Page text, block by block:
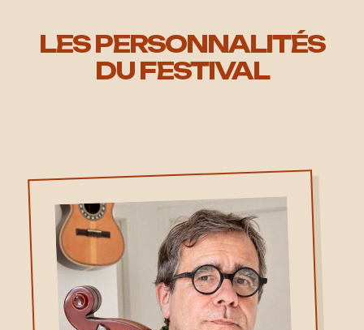
LES PERSONNALITÉS
DU FESTIVAL